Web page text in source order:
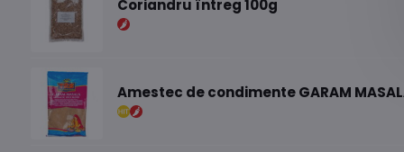
Coriandru întreg 100g
Amestec de condimente GARAM